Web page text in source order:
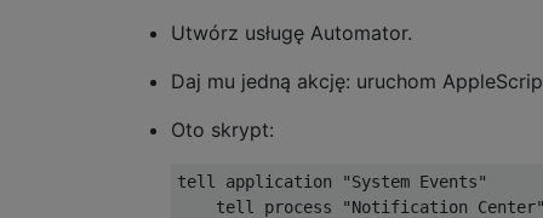
Utwórz usługę Automator.
Daj mu jedną akcję: uruchom
Oto skrypt:
tell application "System Events"
tell process "Notification